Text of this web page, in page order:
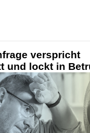
verspricht
und lockt in